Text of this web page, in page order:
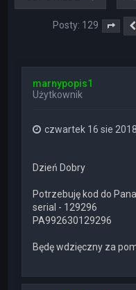
Posty: 129
marnypopis1
Użytkownik
czwartek 16 sie
Dzień Dobry
Potrzebuję kod do
serial - 129296
PA992630129296
Będę wdzięczny za